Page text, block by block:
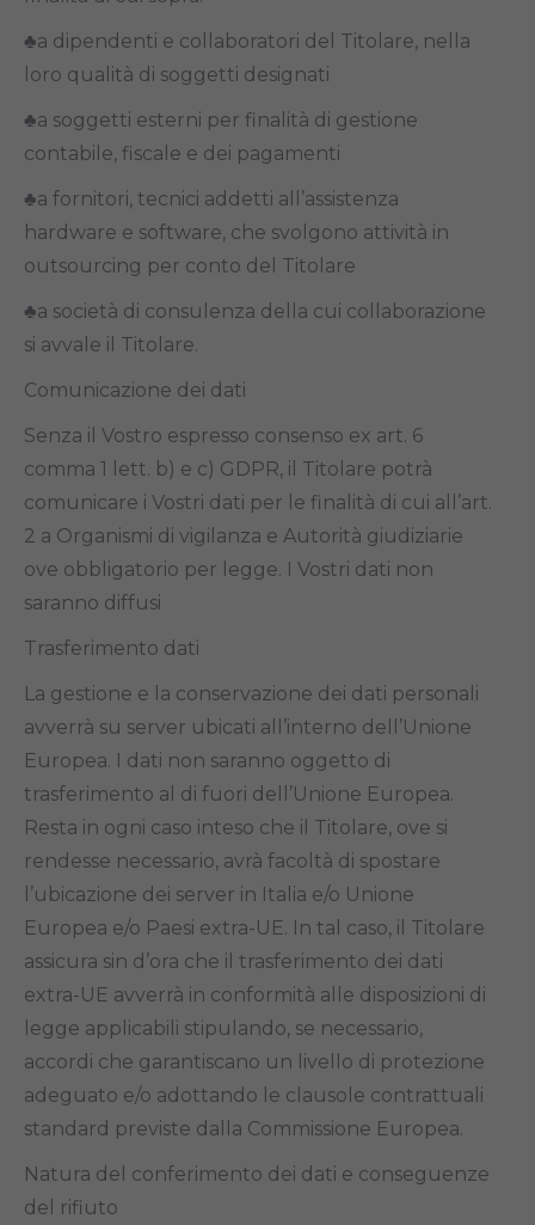
♣a dipendenti e collaboratori del Titolare, nella
loro qualità di soggetti designati
♣a soggetti esterni per finalità di gestione
contabile, fiscale e dei pagamenti
♣a fornitori, tecnici addetti all’assistenza
hardware e software, che svolgono attività in
outsourcing per conto del Titolare
♣a società di consulenza della cui collaborazione
si avvale il Titolare.
Comunicazione dei dati
Senza il Vostro espresso consenso ex art. 6
comma 1 lett. b) e c) GDPR, il Titolare potrà
comunicare i Vostri dati per le finalità di cui all’art.
2 a Organismi di vigilanza e Autorità giudiziarie
ove obbligatorio per legge. I Vostri dati non
saranno diffusi
Trasferimento dati
La gestione e la conservazione dei dati personali
avverrà su server ubicati all’interno dell’Unione
Europea. I dati non saranno oggetto di
trasferimento al di fuori dell’Unione Europea.
Resta in ogni caso inteso che il Titolare, ove si
rendesse necessario, avrà facoltà di spostare
l’ubicazione dei server in Italia e/o Unione
Europea e/o Paesi extra-UE. In tal caso, il Titolare
assicura sin d’ora che il trasferimento dei dati
extra-UE avverrà in conformità alle disposizioni di
legge applicabili stipulando, se necessario,
accordi che garantiscano un livello di protezione
adeguato e/o adottando le clausole contrattuali
standard previste dalla Commissione Europea.
Natura del conferimento dei dati e conseguenze
del rifiuto